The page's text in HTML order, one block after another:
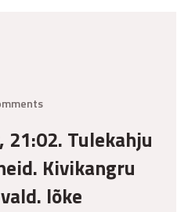
Tulekahju
Kivikangru
lõke